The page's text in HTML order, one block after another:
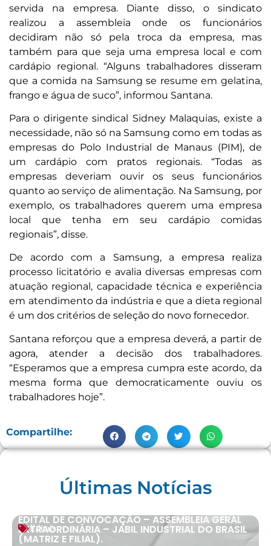
servida na empresa. Diante disso, o sindicato
realizou a assembleia onde os funcionários
decidiram não só pela troca da empresa, mas
também para que seja uma empresa local e com
cardápio regional. “Alguns trabalhadores disseram
que a comida na Samsung se resume em gelatina,
frango e água de suco”, informou Santana.
Para o dirigente sindical Sidney Malaquias, existe a
necessidade, não só na Samsung como em todas as
empresas do Polo Industrial de Manaus (PIM), de
um cardápio com pratos regionais. “Todas as
empresas deveriam ouvir os seus funcionários
quanto ao serviço de alimentação. Na Samsung, por
exemplo, os trabalhadores querem uma empresa
local que tenha em seu cardápio comidas
regionais”, disse.
De acordo com a Samsung, a empresa realiza
processo licitatório e avalia diversas empresas com
atuação regional, capacidade técnica e experiência
em atendimento da indústria e que a dieta regional
é um dos critérios de seleção do novo fornecedor.
Santana reforçou que a empresa deverá, a partir de
agora, atender a decisão dos trabalhadores.
“Esperamos que a empresa cumpra este acordo, da
mesma forma que democraticamente ouviu os
trabalhadores hoje”.
Compartilhe:
Últimas Notícias
Editais
EDITAL DE CONVOCAÇÃO – ASSEMBLEIA GERAL
EXTRAORDINÁRIA – JABIL INDUSTRIAL DO BRASIL
(MATRIZ E FILIAL).